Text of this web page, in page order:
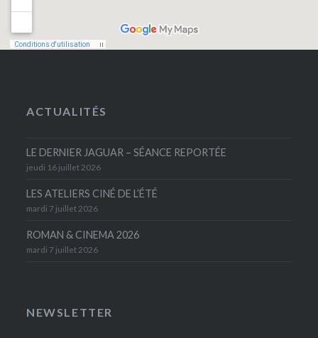
ACTUALITÉS
LE DERNIER JAGUAR – SÉANCE REPORTÉE
jeudi 16 juillet 2026
LES ATELIERS CINÉ DE L’ÉTÉ
mardi 7 juillet 2026
ROMAN & CINEMA 2026
mardi 7 juillet 2026
NEWSLETTER